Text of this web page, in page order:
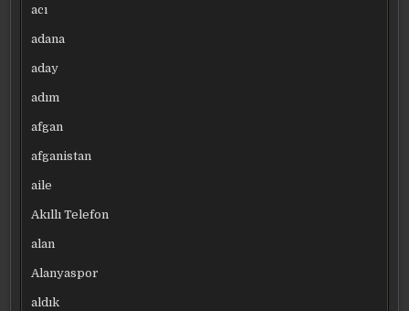
acı
adana
aday
adım
afgan
afganistan
aile
Akıllı Telefon
alan
Alanyaspor
aldık